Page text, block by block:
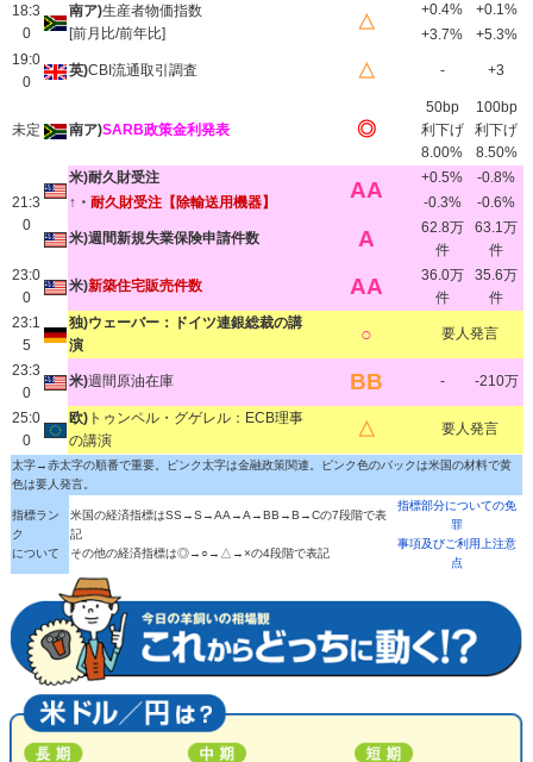
18:3
0
南ア)生産者物価指数
[前月比/前年比]
△
+0.4%
+0.1%
+3.7%
+5.3%
19:0
0
英)CBI流通取引調査 △ - +3
未定 南ア)SARB政策金利発表 ◎
50bp
利下げ
8.00%
100bp
利下げ
8.50%
21:3
0
米)耐久財受注 AA +0.5%
-0.8%
↑・ 耐久財受注【除輸送用機器】 -0.3% -0.6%
米)週間新規失業保険申請件数 A
62.8万
件
63.1万
件
23:0
0
米)新築住宅販売件数 AA
36.0万
件
35.6万
件
23:1
5
独)ウェーバー：ドイツ連銀総裁の講
演
○ 要人発言
23:3
0
米)週間原油在庫 BB - -210万
25:0
0
欧) トゥンペル・グゲレル：ECB理事
の講演
△ 要人発言
太字→赤太字の順番で重要。ピンク太字は金融政策関連。ピンク色のバックは米国の材料で黄
色は要人発言。
指標ラン
ク
について
米国の経済指標はSS→S→AA→A→BB→B→Cの7段階で表
記
その他の経済指標は◎→○→△→×の4段階で表記
指標部分についての免
罪
事項及びご利用上注意
点